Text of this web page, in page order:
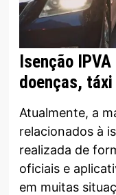
Isenção
doenças, táxi
Atualmente, a
relacionados à
realizada de
oficiais e
em muitas